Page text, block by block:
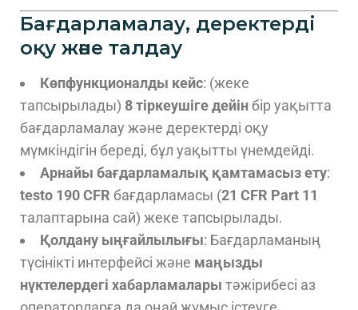
Бағдарламалау, деректерді
оқу және талдау
Көпфункционалды кейс: (жеке
тапсырылады) 8 тіркеушіге дейін бір уақытта
бағдарламалау және деректерді оқу
мүмкіндігін береді, бұл уақытты үнемдейді.
Арнайы бағдарламалық қамтамасыз ету:
testo 190 CFR бағдарламасы (21 CFR Part 11
талаптарына сай) жеке тапсырылады.
Қолдану ыңғайлылығы: Бағдарламаның
түсінікті интерфейсі және маңызды
нүктелердегі хабарламалары тәжірибесі аз